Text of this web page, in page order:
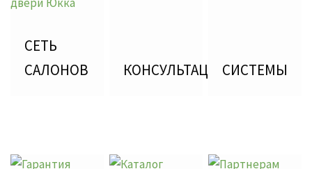
СЕТЬ
САЛОНОВ
КОНСУЛЬТАЦИЯСИСТЕМЫ